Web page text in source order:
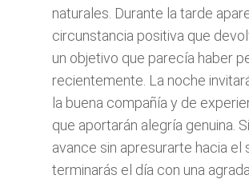
naturales. Durante la tarde
circunstancia positiva que
un objetivo que parecía haber
recientemente. La noche
la buena compañía y de
que aportarán alegría genuina.
avance sin apresurarte hacia el
terminarás el día con una